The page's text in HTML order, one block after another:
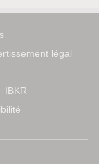
légal
IBKR